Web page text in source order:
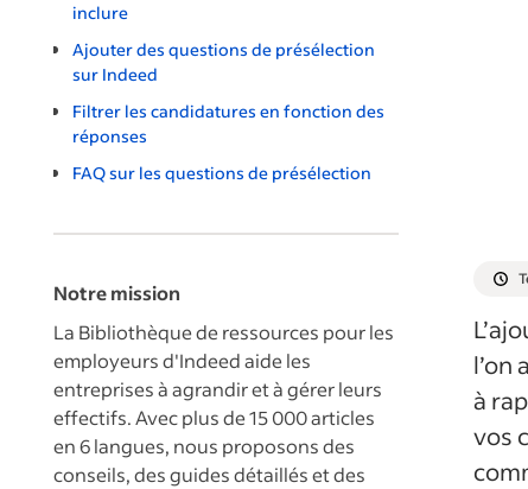
inclure
Ajouter des questions de présélection
sur Indeed
Filtrer les candidatures en fonction des
réponses
FAQ sur les questions de présélection
Notre mission
La Bibliothèque de ressources pour les
employeurs d'Indeed aide les
entreprises à agrandir et à gérer leurs
effectifs. Avec plus de 15 000 articles
en 6 langues, nous proposons des
conseils, des guides détaillés et des
l’on
à
vos